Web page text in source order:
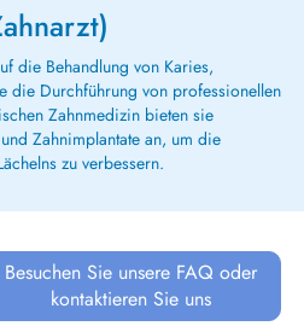
die Behandlung von Karies,
die Durchführung von professionellen
Zahnmedizin bieten sie
Zahnimplantate an, um die
zu verbessern.
Besuchen Sie unsere FAQ oder
kontaktieren Sie uns